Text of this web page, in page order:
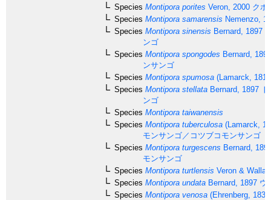
Species Montipora porites Veron, 2000 クボ
Species Montipora samarensis Nemenzo,
Species Montipora sinensis Bernard, 1897
ンゴ
Species Montipora spongodes Bernard, 1897
ンサンゴ
Species Montipora spumosa (Lamarck,
Species Montipora stellata Bernard, 1897
ンゴ
Species Montipora taiwanensis
Species Montipora tuberculosa (Lamarck,
モンサンゴ／コツブコモンサンゴ
Species Montipora turgescens Bernard,
モンサンゴ
Species Montipora turtlensis Veron &
Species Montipora undata Bernard, 1897 ウ
Species Montipora venosa (Ehrenberg,